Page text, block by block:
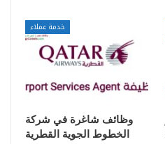
خدمة عملاء
وظائف شاغرة في شركة
الخطوط الجوية القطرية